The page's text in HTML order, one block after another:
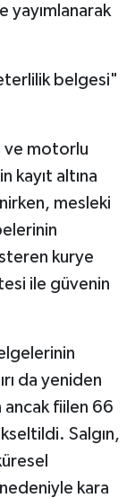
yayımlanarak
belgesi"
ve motorlu
kayıt altına
mesleki
kurye
ile güvenin
da yeniden
fiilen 66
Salgın,
kara